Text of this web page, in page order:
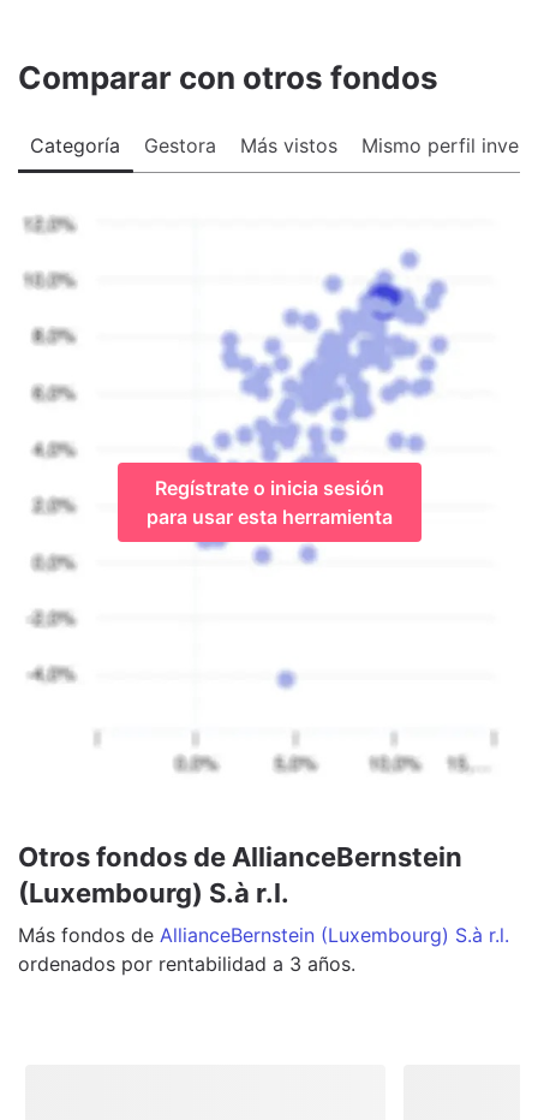
Comparar con otros fondos
Categoría Gestora Más vistos Mismo perfil
Regístrate o inicia sesión
para usar esta herramienta
Otros fondos de AllianceBernstein
(Luxembourg) S.à r.l.
Más fondos de AllianceBernstein (Luxembourg) S.à r.l.
ordenados por rentabilidad a 3 años.